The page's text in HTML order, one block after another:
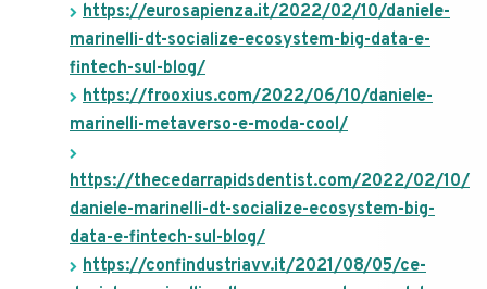
https://eurosapienza.it/2022/02/10/daniele-
marinelli-dt-socialize-ecosystem-big-data-e-
fintech-sul-blog/
https://frooxius.com/2022/06/10/daniele-
marinelli-metaverso-e-moda-cool/
https://thecedarrapidsdentist.com/2022/02/10/
daniele-marinelli-dt-socialize-ecosystem-big-
data-e-fintech-sul-blog/
https://confindustriavv.it/2021/08/05/ce-